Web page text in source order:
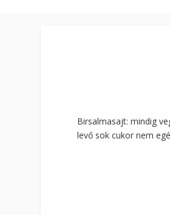
Birsalmasajt: mindig
levő sok cukor nem